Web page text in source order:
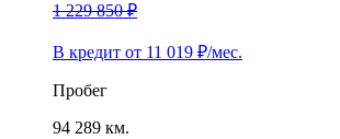
1 229 850 ₽
В кредит от 11 019 ₽/мес.
Пробег
94 289 км.